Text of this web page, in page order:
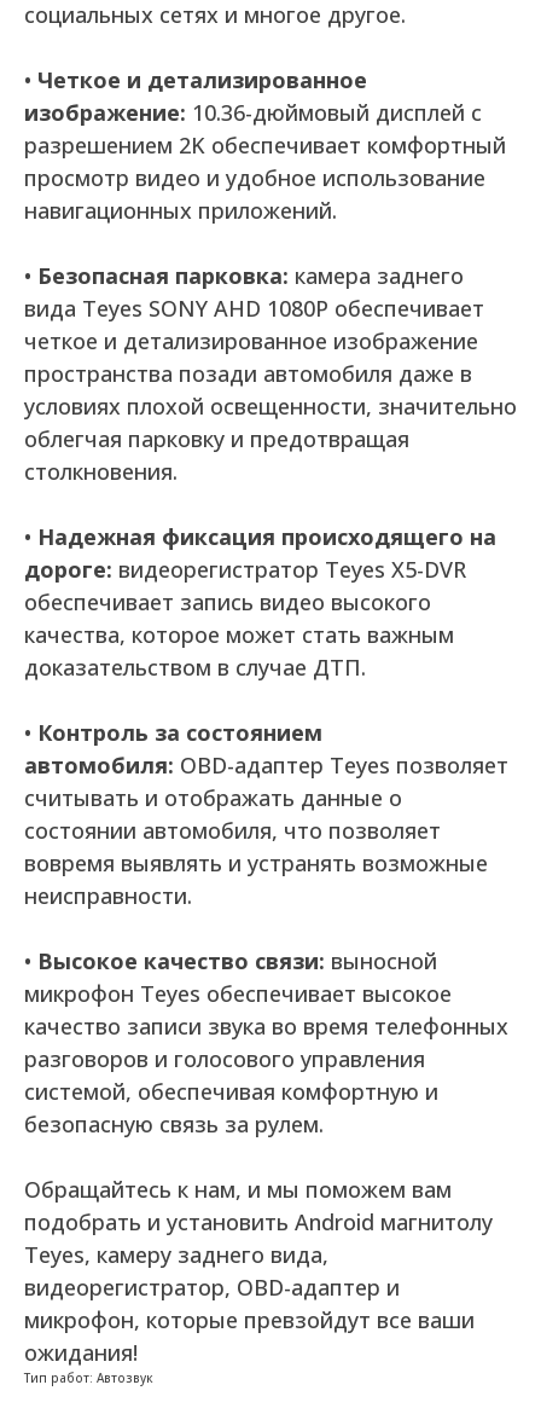
социальных сетях и многое другое.
• Четкое и детализированное
изображение: 10.36-дюймовый дисплей с
разрешением 2K обеспечивает комфортный
просмотр видео и удобное использование
навигационных приложений.
• Безопасная парковка: камера заднего
вида Teyes SONY AHD 1080P обеспечивает
четкое и детализированное изображение
пространства позади автомобиля даже в
условиях плохой освещенности, значительно
облегчая парковку и предотвращая
столкновения.
• Надежная фиксация происходящего на
дороге: видеорегистратор Teyes X5-DVR
обеспечивает запись видео высокого
качества, которое может стать важным
доказательством в случае ДТП.
• Контроль за состоянием
автомобиля: OBD-адаптер Teyes позволяет
считывать и отображать данные о
состоянии автомобиля, что позволяет
вовремя выявлять и устранять возможные
неисправности.
• Высокое качество связи: выносной
микрофон Teyes обеспечивает высокое
качество записи звука во время телефонных
разговоров и голосового управления
системой, обеспечивая комфортную и
безопасную связь за рулем.
Обращайтесь к нам, и мы поможем вам
подобрать и установить Android магнитолу
Teyes, камеру заднего вида,
видеорегистратор, OBD-адаптер и
микрофон, которые превзойдут все ваши
ожидания!
Тип работ: Автозвук